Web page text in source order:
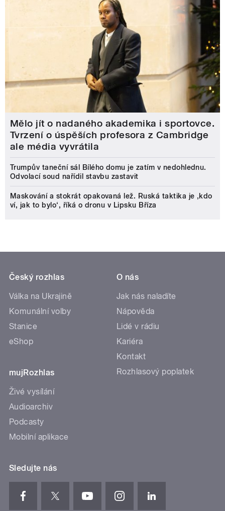
Mělo jít o nadaného akademika i sportovce.
Tvrzení o úspěších profesora z Cambridge
ale média vyvrátila
Trumpův taneční sál Bílého domu je zatím v nedohlednu.
Odvolací soud nařídil stavbu zastavit
Maskování a stokrát opakovaná lež. Ruská taktika je ‚kdo
ví, jak to bylo‘, říká o dronu v Lipsku Bříza
Český rozhlas
Válka na Ukrajině
Komunální volby
Stanice
eShop
mujRozhlas
Živé vysílání
Audioarchiv
Podcasty
Mobilní aplikace
O nás
Jak nás naladíte
Nápověda
Lidé v rádiu
Kariéra
Kontakt
Rozhlasový poplatek
Sledujte nás